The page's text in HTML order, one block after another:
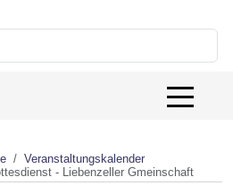
Off-
Veranstaltungskalender
- Liebenzeller Gmeinschaft